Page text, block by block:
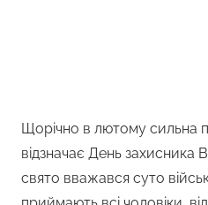
Щорічно в лютому сильна
відзначає День захисника
свято вважався суто